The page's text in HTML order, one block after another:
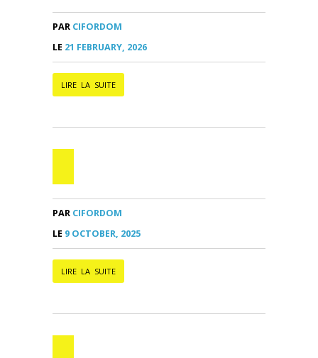
PAR CIFORDOM
LE 21 FEBRUARY, 2026
LIRE LA SUITE
PAR CIFORDOM
LE 9 OCTOBER, 2025
LIRE LA SUITE